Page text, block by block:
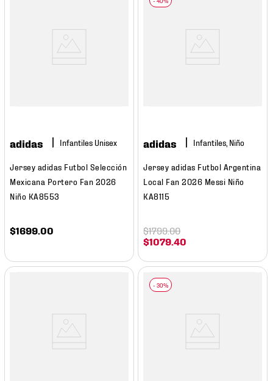
adidas
Jersey adidas Futbol Selección
Mexicana Portero Fan 2026
Niño KA8553
$1699.00
adidas Infantiles, Niño
Jersey adidas Futbol Argentina
Local Fan 2026 Messi Niño
KA8115
$1079.40
$1799.00